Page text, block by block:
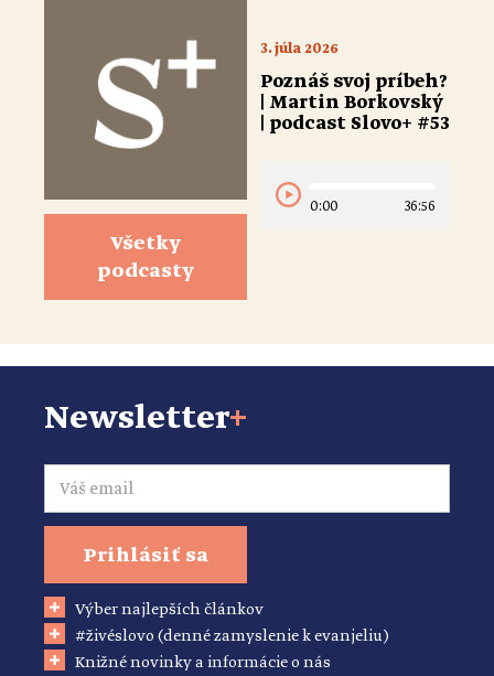
Všetky
podcasty
3. júla 2026
Poznáš svoj príbeh?
| Martin Borkovský
| podcast Slovo+ #53
0:00 36:56
Newsletter+
Email
Prihlásiť sa
Výber najlepších článkov
#živéslovo (denné zamyslenie k evanjeliu)
Knižné novinky a informácie o nás